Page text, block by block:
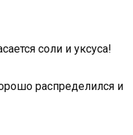
соли и уксуса!
распределился и